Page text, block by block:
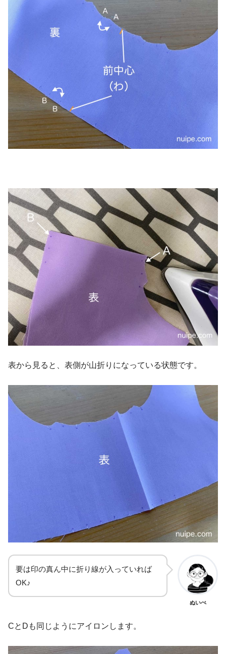
表から見ると、表側が山折りになっている状態です。
要は印の真ん中に折り線が入っていれば
OK♪
ぬいぺ
CとDも同じようにアイロンします。